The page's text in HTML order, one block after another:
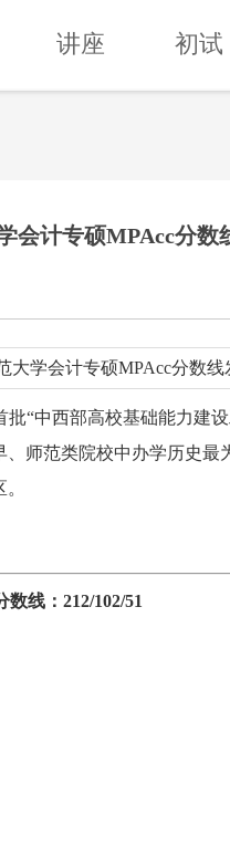
讲座 初试
会计专硕MPAcc分数
“中西部高校基础能力建
、师范类院校中办学历史
线：212/102/51